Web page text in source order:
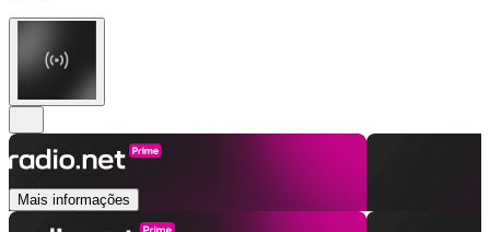
Mais informações